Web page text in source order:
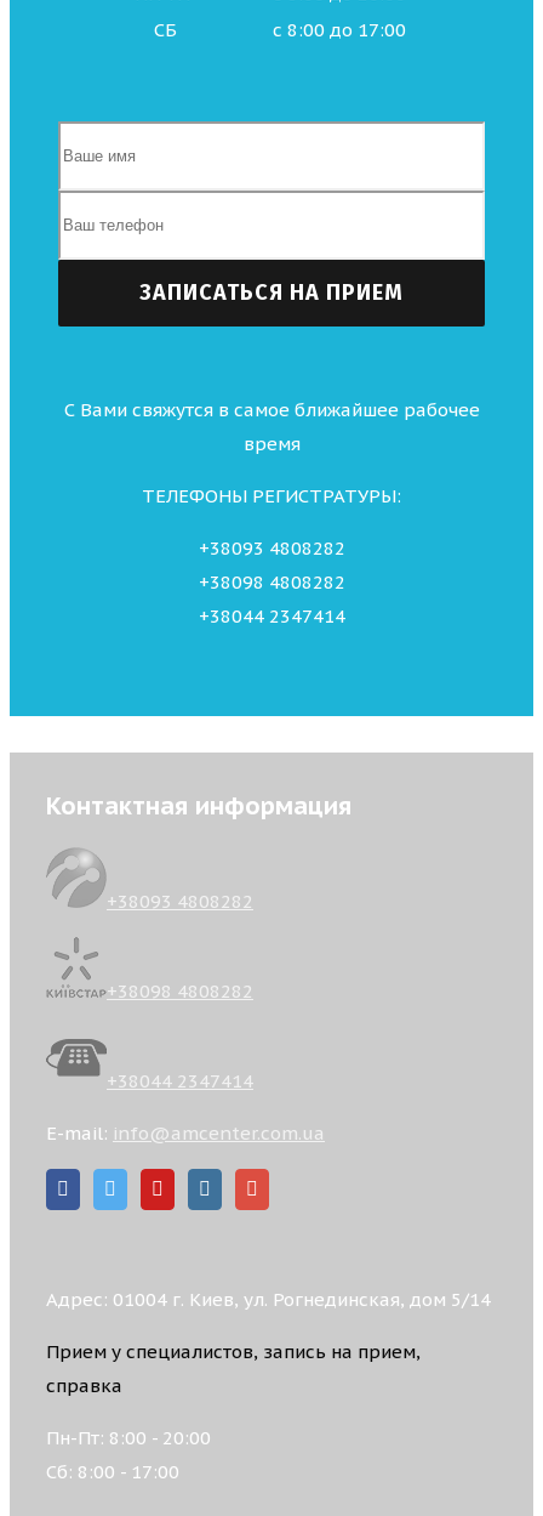
СБ
с 8:00 до 17:00
С Вами свяжутся в самое ближайшее рабочее
время
ТЕЛЕФОНЫ РЕГИСТРАТУРЫ:
+38093 4808282
+38098 4808282
+38044 2347414
Контактная информация
+38093 4808282
+38098 4808282
+38044 2347414
E-mail: info@amcenter.com.ua
Адрес: 01004 г. Киев, ул. Рогнединская, дом 5/14
Прием у специалистов, запись на прием,
справка
Пн-Пт: 8:00 - 20:00
Сб: 8:00 - 17:00